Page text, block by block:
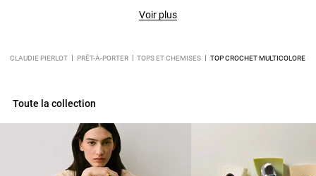
Voir plus
CLAUDIE PIERLOT PRÊT-À-PORTER TOPS ET CHEMISES TOP CROCHET MULTICOLORE
Toute la collection